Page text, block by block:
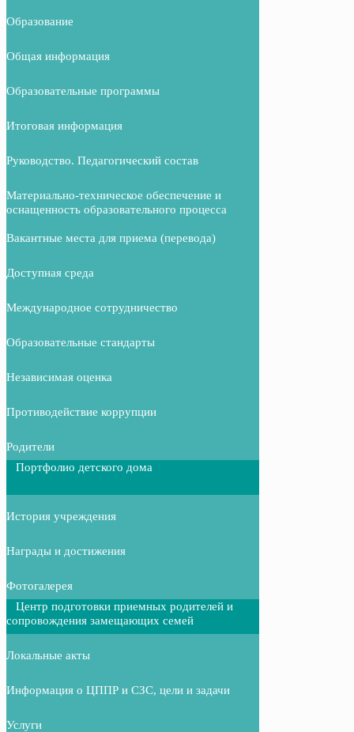
Образование
Общая информация
Образовательные программы
Итоговая информация
Руководство. Педагогический состав
Материально-техническое обеспечение и
оснащенность образовательного процесса
Вакантные места для приема (перевода)
Доступная среда
Международное сотрудничество
Образовательные стандарты
Независимая оценка
Противодействие коррупции
Родители
Портфолио детского дома
История учреждения
Награды и достижения
Фотогалерея
Центр подготовки приемных родителей и
сопровождения замещающих семей
Локальные акты
Информация о ЦППР и СЗС, цели и задачи
Услуги